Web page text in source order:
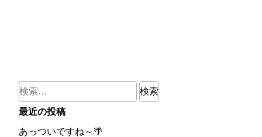
検
索:
最近の投稿
あっついですね～🌴